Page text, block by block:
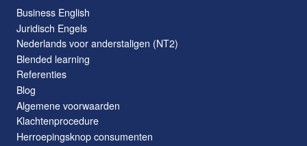
Business English
Juridisch Engels
Nederlands voor anderstaligen (NT2)
Blended learning
Referenties
Blog
Algemene voorwaarden
Klachtenprocedure
Herroepingsknop consumenten